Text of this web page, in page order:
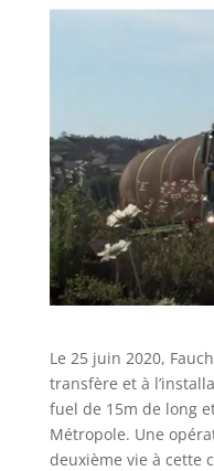
Le 25 juin 2020,
transfère et à
fuel de 15m de long
Métropole. Une
deuxième vie à cette